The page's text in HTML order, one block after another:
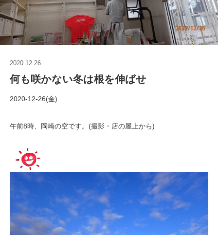
2020.12.26
何も咲かない冬は根を伸ばせ
2020-12-26(金)
午前8時、岡崎の空です。(撮影・店の屋上から)